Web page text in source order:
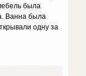
была
Ванна была
одну за